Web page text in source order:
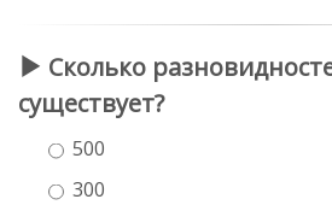
Сколько
существует?
500
300